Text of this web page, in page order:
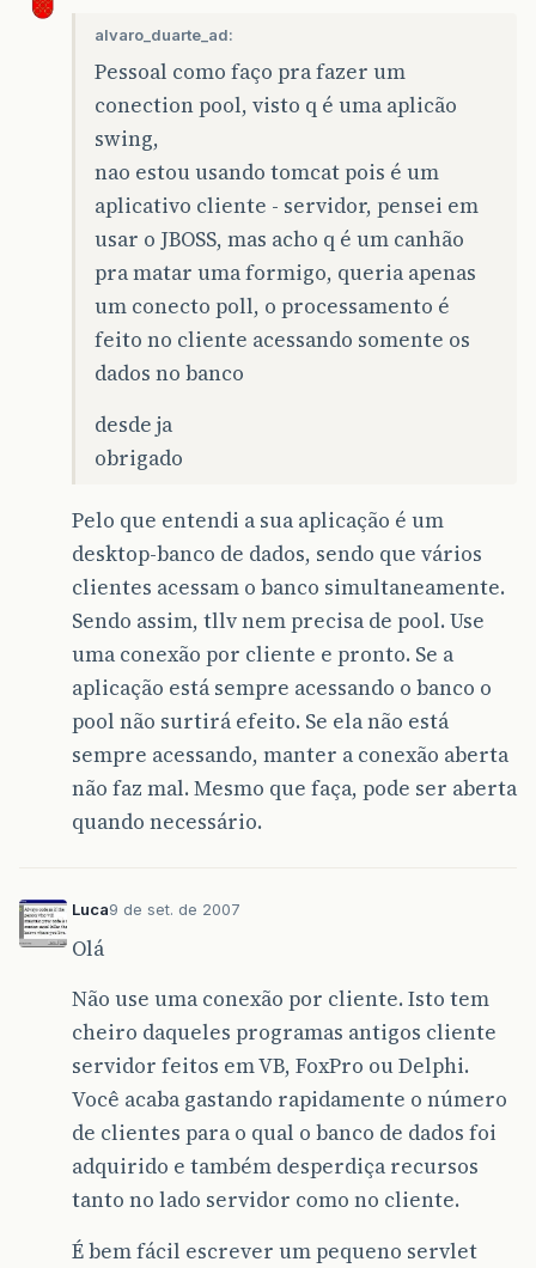
alvaro_duarte_ad:
Pessoal como faço pra fazer um
conection pool, visto q é uma aplicão
swing,
nao estou usando tomcat pois é um
aplicativo cliente - servidor, pensei em
usar o JBOSS, mas acho q é um canhão
pra matar uma formigo, queria apenas
um conecto poll, o processamento é
feito no cliente acessando somente os
dados no banco
desde ja
obrigado
Pelo que entendi a sua aplicação é um
desktop-banco de dados, sendo que vários
clientes acessam o banco simultaneamente.
Sendo assim, tllv nem precisa de pool. Use
uma conexão por cliente e pronto. Se a
aplicação está sempre acessando o banco o
pool não surtirá efeito. Se ela não está
sempre acessando, manter a conexão aberta
não faz mal. Mesmo que faça, pode ser aberta
quando necessário.
Luca9 de set. de 2007
Olá
Não use uma conexão por cliente. Isto tem
cheiro daqueles programas antigos cliente
servidor feitos em VB, FoxPro ou Delphi.
Você acaba gastando rapidamente o número
de clientes para o qual o banco de dados foi
adquirido e também desperdiça recursos
tanto no lado servidor como no cliente.
É bem fácil escrever um pequeno servlet